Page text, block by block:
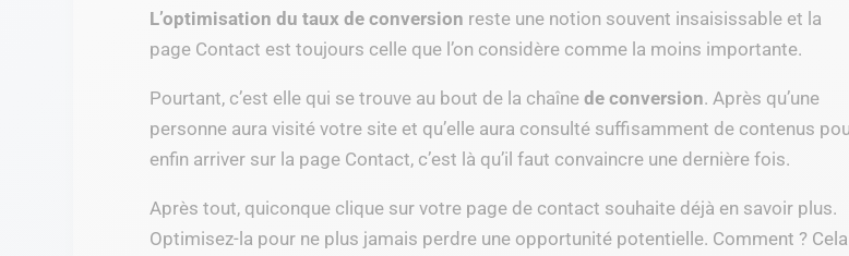
L’optimisation du taux de conversion reste une notion souvent insaisissable et la
page Contact est toujours celle que l’on considère comme la moins importante.
Pourtant, c’est elle qui se trouve au bout de la chaîne de conversion. Après qu’une
personne aura visité votre site et qu’elle aura consulté suffisamment de contenus
enfin arriver sur la page Contact, c’est là qu’il faut convaincre une dernière fois.
Après tout, quiconque clique sur votre page de contact souhaite déjà en savoir plus.
Optimisez-la pour ne plus jamais perdre une opportunité potentielle. Comment ? Cela